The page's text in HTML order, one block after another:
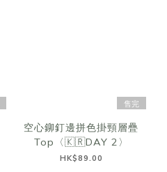
售完
空心鉚釘邊拼色掛頸層疊
Top〈🇰🇷DAY 2〉
HK$89.00